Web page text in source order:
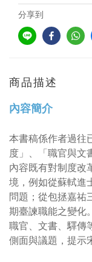
分享到
商品描述
內容簡介
本書稿係作者過往
度」、「職官與文
內容既有對制度改
境，例如從蘇軾進
問題；從包拯嘉祐
期臺諫職能之變化
職官、文書、驛傳
側面與議題，提示